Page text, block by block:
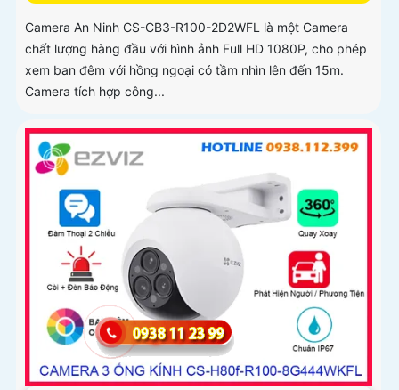
Camera An Ninh CS-CB3-R100-2D2WFL là một Camera
chất lượng hàng đầu với hình ảnh Full HD 1080P, cho phép
xem ban đêm với hồng ngoại có tầm nhìn lên đến 15m.
Camera tích hợp công...